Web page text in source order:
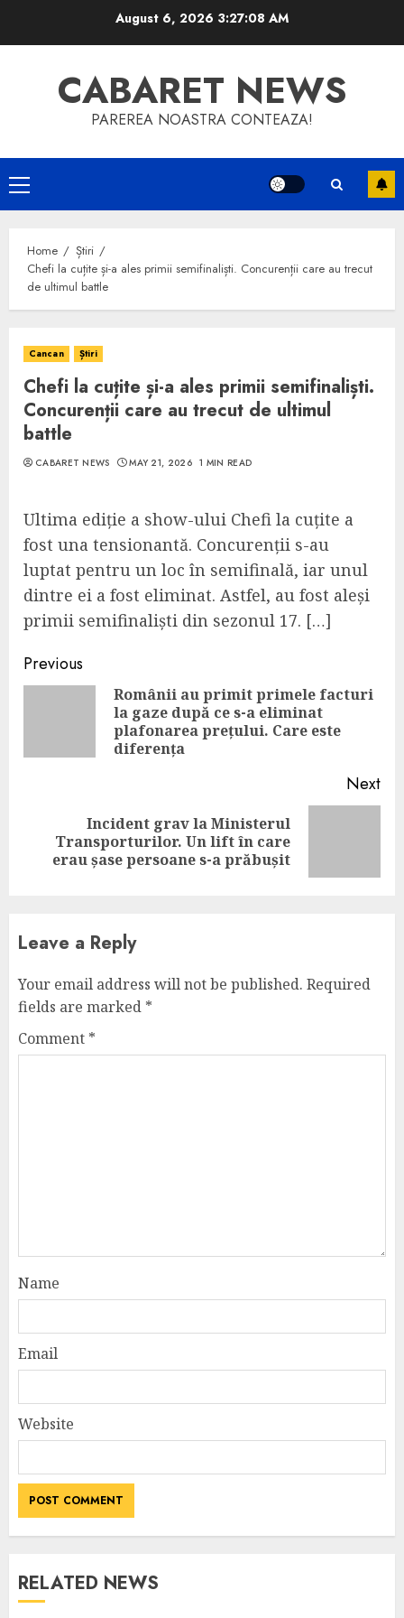
August 6, 2026 3:27:08 AM
CABARET NEWS
PAREREA NOASTRA CONTEAZA!
Primary
Menu
Home
Știri
Chefi la cuțite și-a ales primii semifinaliști. Concurenții care au trecut
de ultimul battle
Cancan Știri
Chefi la cuțite și-a ales primii semifinaliști.
Concurenții care au trecut de ultimul
battle
CABARET NEWS MAY 21, 2026 1 MIN READ
Ultima ediție a show-ului Chefi la cuțite a
fost una tensionantă. Concurenții s-au
luptat pentru un loc în semifinală, iar unul
dintre ei a fost eliminat. Astfel, au fost aleși
primii semifinaliști din sezonul 17. […]
Continue
Reading
Previous
Românii au primit primele facturi
la gaze după ce s-a eliminat
plafonarea prețului. Care este
diferența
Next
Next
post:
Incident grav la Ministerul
Transporturilor. Un lift în care
erau șase persoane s-a prăbușit
Leave a Reply
Your email address will not be published. Required
fields are marked *
Comment *
Name
Email
Website
RELATED NEWS